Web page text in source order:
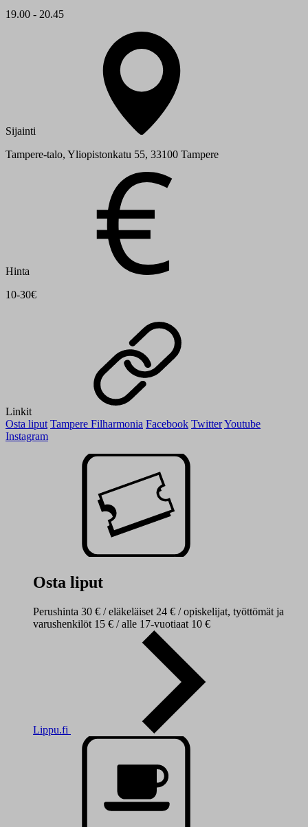
19.00 - 20.45
Sijainti
Tampere-talo, Yliopistonkatu 55, 33100 Tampere
Hinta
10-30€
Linkit
Osta liput Tampere Filharmonia Facebook TwitterYoutube
Instagram
Osta liput
Perushinta 30 € / eläkeläiset 24 € / opiskelijat, työttömät ja
varushenkilöt 15 € / alle 17-vuotiaat 10 €
Lippu.fi